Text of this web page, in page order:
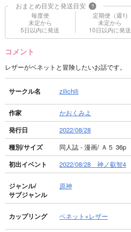
おまとめ目安と発送目安 ?
毎度便
未定から
5日以内に発送
定期便（週1)
未定から
10日以内に発送
コメント
レザーがベネットと冒険したいお話です。
サークル名 zilichili
作家
かおくみよ
発行日
2022/08/28
種別/サイズ
同人誌 - 漫画/ Ａ５ 36p
初出イベント
2022/08/28 神ノ叡智4
ジャンル/
サブジャンル
原神
カップリング ベネット×レザー